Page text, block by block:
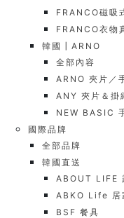
FRANCO磁吸
FRANCO衣物
韓國┃ARNO
全部內容
ARNO 夾片／
ANY 夾片＆掛
NEW BASIC
國際品牌
全部品牌
韓國直送
ABOUT LIFE
ABKO Life 居
BSF 餐具